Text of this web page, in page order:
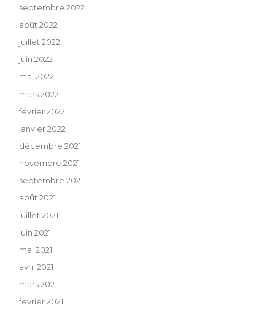
septembre 2022
août 2022
juillet 2022
juin 2022
mai 2022
mars 2022
février 2022
janvier 2022
décembre 2021
novembre 2021
septembre 2021
août 2021
juillet 2021
juin 2021
mai 2021
avril 2021
mars 2021
février 2021